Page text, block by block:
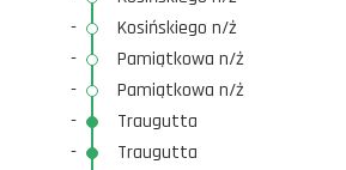
-
Kosińskiego n/ż
-
Pamiątkowa n/ż
-
Pamiątkowa n/ż
-
Traugutta
-
Traugutta